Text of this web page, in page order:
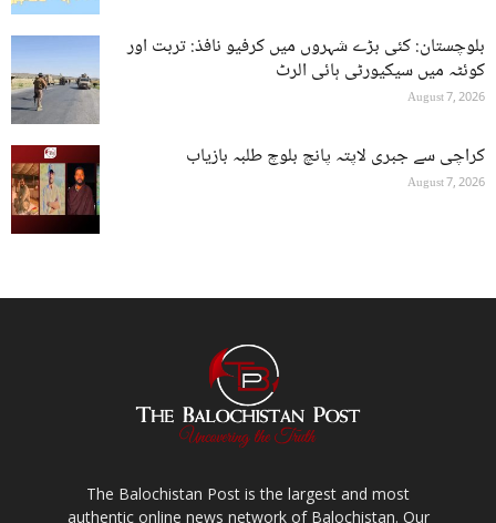
بلوچستان: کئی بڑے شہروں میں کرفیو نافذ: تربت اور
کوئٹہ میں سیکیورٹی ہائی الرٹ
August 7, 2026
کراچی سے جبری لاپتہ پانچ بلوچ طلبہ بازیاب
August 7, 2026
The Balochistan Post is the largest and most
authentic online news network of Balochistan. Our